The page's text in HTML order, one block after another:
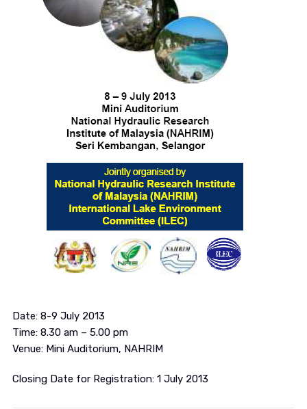
Date: 8-9 July 2013
Time: 8.30 am – 5.00 pm
Venue: Mini Auditorium, NAHRIM
Closing Date for Registration: 1 July 2013